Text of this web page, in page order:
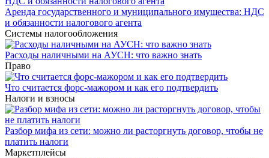
Аренда государственного и муниципального имущества: НДС
и обязанности налогового агента
Системы налогообложения
Расходы наличными на АУСН: что важно знать
Право
Что считается форс-мажором и как его подтвердить
Налоги и взносы
Разбор мифа из сети: можно ли расторгнуть договор, чтобы не
платить налоги
Маркетплейсы